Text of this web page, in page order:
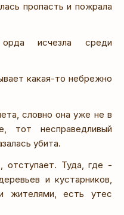
пропасть и пожрала
исчезла среди
какая-то небрежно
словно она уже не в
тот несправедливый
убита.
отступает. Туда, где -
и кустарников,
жителями, есть утес